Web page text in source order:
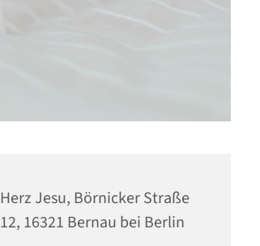
Herz Jesu, Börnicker Straße
12, 16321 Bernau bei Berlin